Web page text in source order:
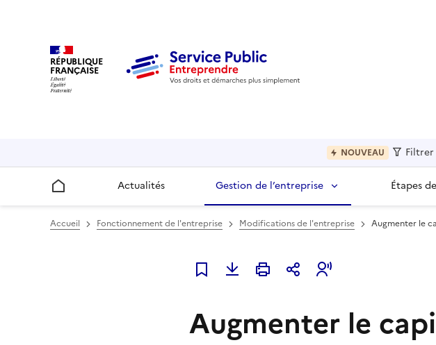
RÉPUBLIQUE
FRANÇAISE
NOUVEAU
Accueil Actualités Gestion de l’entreprise Étapes
Accueil Fonctionnement de l'entreprise Modifications de l'entreprise Augmenter le
Ajouter à mes favoris
Augmenter le